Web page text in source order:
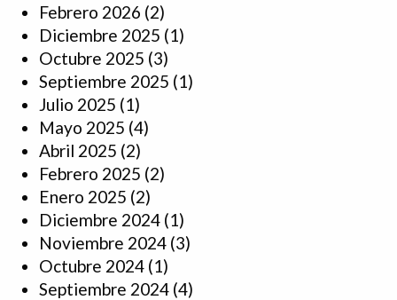
Febrero 2026 (2)
Diciembre 2025 (1)
Octubre 2025 (3)
Septiembre 2025 (1)
Julio 2025 (1)
Mayo 2025 (4)
Abril 2025 (2)
Febrero 2025 (2)
Enero 2025 (2)
Diciembre 2024 (1)
Noviembre 2024 (3)
Octubre 2024 (1)
Septiembre 2024 (4)